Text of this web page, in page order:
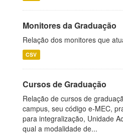
Monitores da Graduação
Relação dos monitores que
CSV
Cursos de Graduação
Relação de cursos de
campus, seu código e-MEC,
para integralização, Unidade
qual a modalidade de...